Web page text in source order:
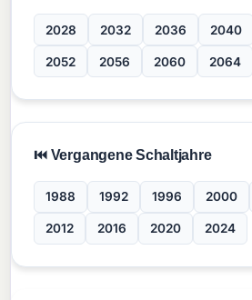
2028 2032 2036 2040
2052 2056 2060 2064
⏮️ Vergangene Schaltjahre
1988 1992 1996 2000
2012 2016 2020 2024